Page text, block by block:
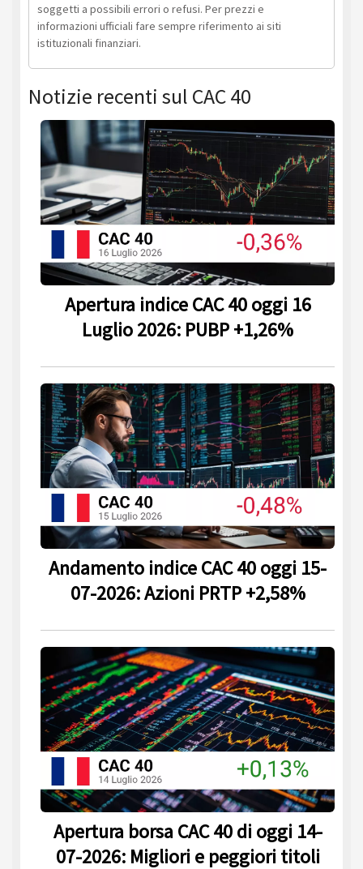
soggetti a possibili errori o refusi. Per prezzi e
informazioni ufficiali fare sempre riferimento ai siti
istituzionali finanziari.
Notizie recenti sul CAC 40
Apertura indice CAC 40 oggi 16
Luglio 2026: PUBP +1,26%
Andamento indice CAC 40 oggi 15-
07-2026: Azioni PRTP +2,58%
Apertura borsa CAC 40 di oggi 14-
07-2026: Migliori e peggiori titoli